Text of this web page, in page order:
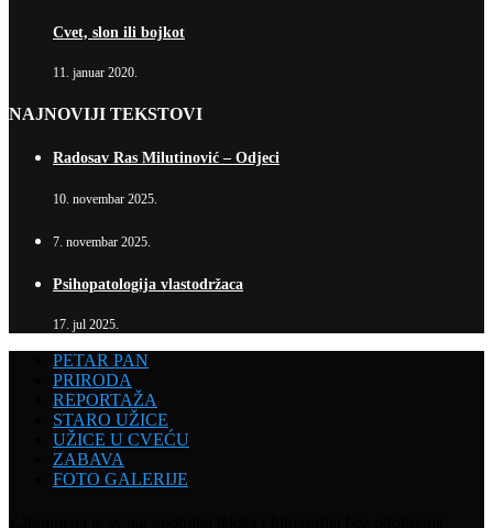
Cvet, slon ili bojkot
11. januar 2020.
NAJNOVIJI TEKSTOVI
Radosav Ras Milutinović – Odjeci
10. novembar 2025.
7. novembar 2025.
Psihopatologija vlastodržaca
17. jul 2025.
PETAR PAN
PRIRODA
REPORTAŽA
STARO UŽICE
UŽICE U CVEĆU
ZABAVA
FOTO GALERIJE